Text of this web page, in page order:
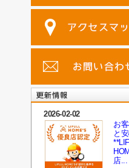
2026-02-02
お
と安
店...